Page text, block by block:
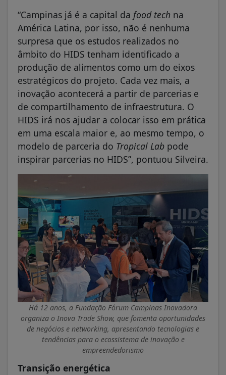
“Campinas já é a capital da food tech na
América Latina, por isso, não é nenhuma
surpresa que os estudos realizados no
âmbito do HIDS tenham identificado a
produção de alimentos como um do eixos
estratégicos do projeto. Cada vez mais, a
inovação acontecerá a partir de parcerias e
de compartilhamento de infraestrutura. O
HIDS irá nos ajudar a colocar isso em prática
em uma escala maior e, ao mesmo tempo, o
modelo de parceria do Tropical Lab pode
inspirar parcerias no HIDS”, pontuou Silveira.
Há 12 anos, a Fundação Fórum Campinas Inovadora
organiza o Inova Trade Show, que fomenta oportunidades
de negócios e networking, apresentando tecnologias e
tendências para o ecossistema de inovação e
empreendedorismo
Transição energética